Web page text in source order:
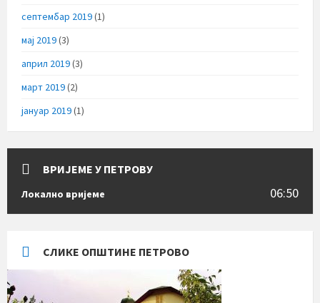
септембар 2019(1)
мај 2019(3)
април 2019(3)
март 2019(2)
јануар 2019(1)
ВРИЈЕМЕ У ПЕТРОВУ
Локално вријеме 06:50
СЛИКЕ ОПШТИНЕ ПЕТРОВО